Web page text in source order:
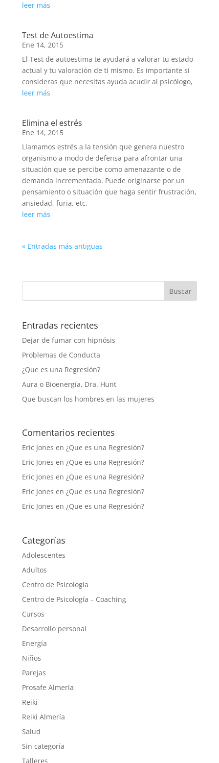
leer más
Test de Autoestima
Ene 14, 2015
El Test de autoestima te ayudará a valorar tu estado
actual y tu valoración de ti mismo. Es importante si
consideras que necesitas ayuda acudir al psicólogo,
leer más
Elimina el estrés
Ene 14, 2015
Llamamos estrés a la tensión que genera nuestro
organismo a modo de defensa para afrontar una
situación que se percibe como amenazante o de
demanda incrementada. Puede originarse por un
pensamiento o situación que haga sentir frustración,
ansiedad, furia, etc.
leer más
« Entradas más antiguas
Entradas recientes
Dejar de fumar con hipnósis
Problemas de Conducta
¿Que es una Regresión?
Aura o Bioenergía, Dra. Hunt
Que buscan los hombres en las mujeres
Comentarios recientes
Eric Jones en ¿Que es una Regresión?
Eric Jones en ¿Que es una Regresión?
Eric Jones en ¿Que es una Regresión?
Eric Jones en ¿Que es una Regresión?
Eric Jones en ¿Que es una Regresión?
Categorías
Adolescentes
Adultos
Centro de Psicología
Centro de Psicología – Coaching
Cursos
Desarrollo personal
Energía
Niños
Parejas
Prosafe Almería
Reiki
Reiki Almería
Salud
Sin categoría
Talleres